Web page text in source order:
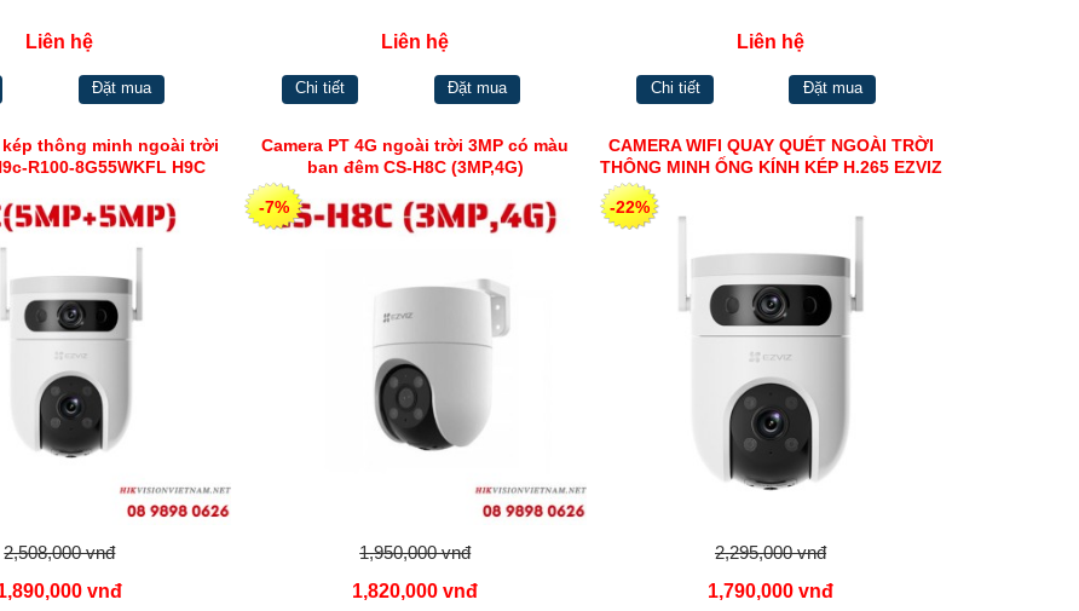
Liên hệ
Đặt mua
Liên hệ
Chi tiết Đặt mua
Liên hệ
Chi tiết Đặt mua
kép thông minh ngoài trời
R100-8G55WKFL H9C
2,508,000 vnđ
vnđ
Camera PT 4G ngoài trời 3MP có màu
ban đêm CS-H8C (3MP,4G)
-7%
1,950,000 vnđ
1,820,000 vnđ
CAMERA WIFI QUAY QUÉT NGOÀI TRỜI
THÔNG MINH ỐNG KÍNH KÉP H.265 EZVIZ
-22%
2,295,000 vnđ
1,790,000 vnđ